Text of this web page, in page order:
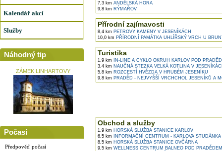
Kalendář akcí
Služby
Náhodný tip
ZÁMEK LINHARTOVY
Počasí
Předpověď počasí
7,3 km ANDĚLSKÁ HORA
9,8 km RÝMAŘOV
Přírodní zajímavosti
8,4 km PETROVY KAMENY V JESENÍKÁCH
10,0 km PŘÍRODNÍ PAMÁTKA UHLÍŘSKÝ VRCH U
Turistika
1,9 km IN-LINE A CYKLO OKRUH KARLOV POD
3,4 km NAUČNÁ STEZKA VELKÁ KOTLINA V
5,8 km ROZCESTÍ HVĚZDA V HRUBÉM JESENÍKU
9,8 km PRADĚD - NEJVYŠŠÍ VRCHCHOL JESENÍKŮ A
Obchod a služby
1,9 km HORSKÁ SLUŽBA STANICE KARLOV
6,5 km INFORMAČNÍ CENTRUM - KARLOVA STUDÁNKA
8,5 km HORSKÁ SLUŽBA STANICE OVČÁRNA
9,5 km WELLNESS CENTRUM BALNEO POD PRADĚDEM